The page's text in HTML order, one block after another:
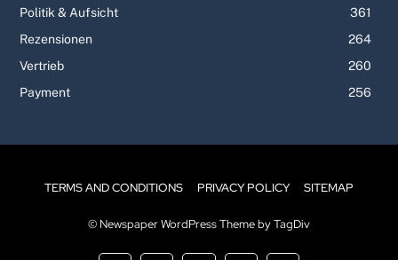
Politik & Aufsicht
361
Rezensionen
264
Vertrieb
260
Payment
256
TERMS AND CONDITIONS PRIVACY POLICY SITEMAP
© Newspaper WordPress Theme by TagDiv